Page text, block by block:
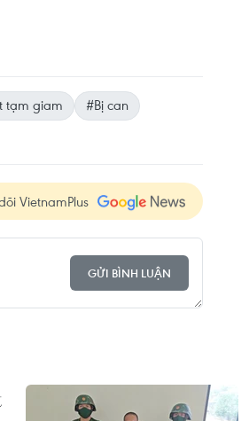
tạm giam
#Bị can
VietnamPlus
GỬI BÌNH LUẬN